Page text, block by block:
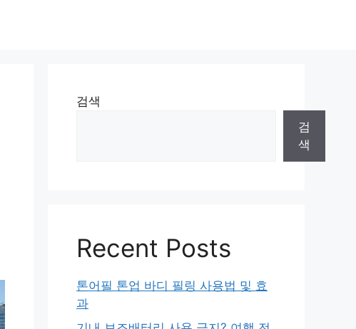
검색
검
색
Recent Posts
톤어필 톤업 바디 필링 사용법 및 효
과